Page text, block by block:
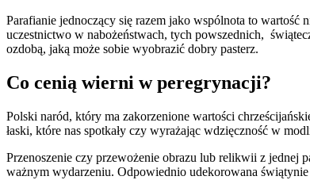
Parafianie jednoczący się razem jako wspólnota to
uczestnictwo w nabożeństwach, tych powszednich,
ozdobą, jaką może sobie wyobrazić dobry pasterz.
Co cenią wierni w peregrynacji?
Polski naród, który ma zakorzenione wartości
łaski, które nas spotkały czy wyrażając wdzięczność w
Przenoszenie czy przewożenie obrazu lub relikwii z jednej
ważnym wydarzeniu. Odpowiednio udekorowana świątynie